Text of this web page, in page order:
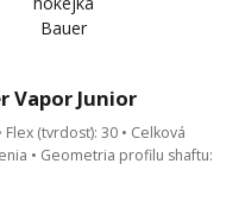
Vapor Junior
(tvrdosť): 30 • Celková
• Geometria profilu shaftu: